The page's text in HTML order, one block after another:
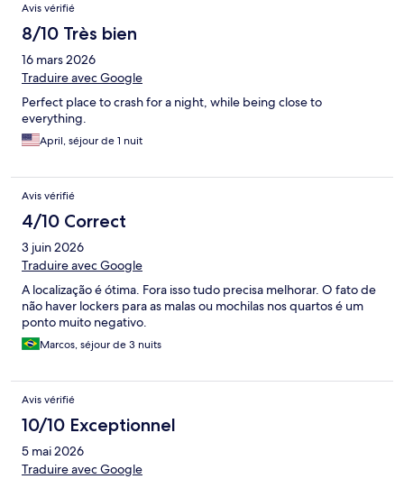
Avis vérifié
8/10 Très bien
16 mars 2026
Traduire avec Google
Perfect place to crash for a night, while being close to
everything.
April, séjour de 1 nuit
Avis vérifié
4/10 Correct
3 juin 2026
Traduire avec Google
A localização é ótima. Fora isso tudo precisa melhorar. O fato de
não haver lockers para as malas ou mochilas nos quartos é um
ponto muito negativo.
Marcos, séjour de 3 nuits
Avis vérifié
10/10 Exceptionnel
5 mai 2026
Traduire avec Google